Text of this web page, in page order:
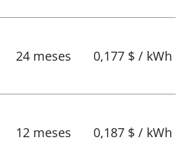
24 meses 0,177 $ / kWh
12 meses 0,187 $ / kWh